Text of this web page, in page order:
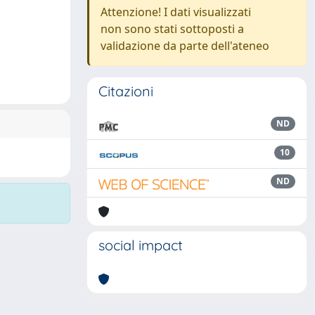
Attenzione! I dati visualizzati
non sono stati sottoposti a
validazione da parte dell'ateneo
Citazioni
ND
10
ND
social impact